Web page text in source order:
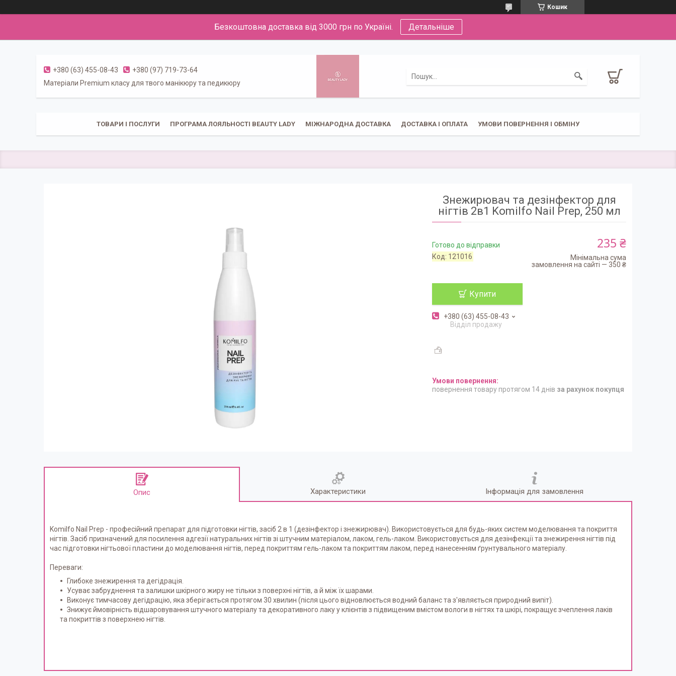
Кошик
Безкоштовна доставка від 3000 грн по Україні. Детальніше
+380 (63) 455-08-43
+380 (97) 719-73-64
Матеріали Premium класу для твого манікюру та педикюру
ТОВАРИ І ПОСЛУГИ ПРОГРАМА ЛОЯЛЬНОСТІ BEAUTY LADY МІЖНАРОДНА ДОСТАВКА ДОСТАВКА І ОПЛАТА УМОВИ ПОВЕРНЕННЯ І ОБМІНУ
Знежирювач та дезінфектор для
нігтів 2в1 Komilfo Nail Prep, 250 мл
Готово до відправки
Код: 121016
235 ₴
Мінімальна сума
замовлення на сайті — 350 ₴
Купити
+380 (63) 455-08-43
Відділ продажу
повернення товару протягом 14 днів за рахунок покупця
Опис Характеристики Інформація для замовлення
Komilfo Nail Prep - професійний препарат для підготовки нігтів, засіб 2 в 1 (дезінфектор і знежирювач). Використовується для будь-яких систем моделювання та покриття
нігтів. Засіб призначений для посилення адгезії натуральних нігтів зі штучним матеріалом, лаком, гель-лаком. Використовується для дезінфекції та знежирення нігтів під
час підготовки нігтьової пластини до моделювання нігтів, перед покриттям гель-лаком та покриттям лаком, перед нанесенням ґрунтувального матеріалу.
Переваги:
Глибоке знежирення та дегідрація.
Усуває забруднення та залишки шкірного жиру не тільки з поверхні нігтів, а й між їх шарами.
Виконує тимчасову дегідрацію, яка зберігається протягом 30 хвилин (після цього відновлюється водний баланс та з'являється природний випіт).
Знижує ймовірність відшаровування штучного матеріалу та декоративного лаку у клієнтів з підвищеним вмістом вологи в нігтях та шкірі, покращує зчеплення лаків
та покриттів з поверхнею нігтів.